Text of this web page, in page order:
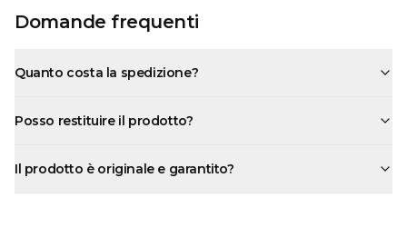
Domande frequenti
Quanto costa la spedizione?
Posso restituire il prodotto?
Il prodotto è originale e garantito?